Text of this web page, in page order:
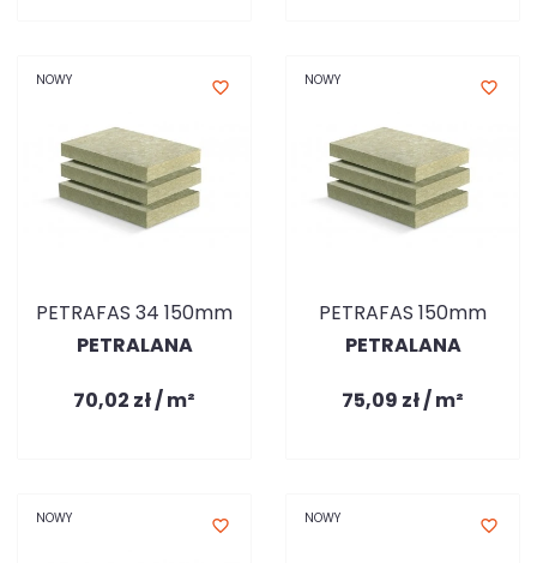
NOWY favorite_border
PETRAFAS 34 150mm
PETRALANA
70,02 zł / m²
NOWY favorite_border
PETRAFAS 150mm
PETRALANA
75,09 zł / m²
NOWY favorite_border NOWY favorite_border